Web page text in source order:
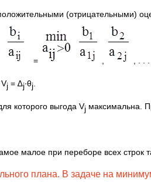
(отрицательными)
=
j = ∆j∙θj
для которого выгода Vj максимальна.
малое при переборе всех строк
плана. В задаче на